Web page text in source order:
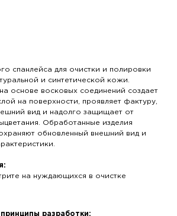
спанлейса для очистки и полировки
и синтетической кожи.
основе восковых соединений создает
на поверхности, проявляет фактуру,
вид и надолго защищает от
Обработанные изделия
обновленный внешний вид и
на нуждающихся в очистке
разработки: